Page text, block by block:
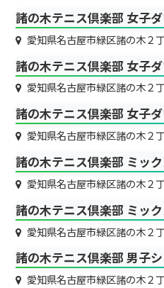
諸の木テニス倶楽部 女子
愛知県名古屋市緑区諸の木２
諸の木テニス倶楽部 女子
愛知県名古屋市緑区諸の木２
諸の木テニス倶楽部 女子
愛知県名古屋市緑区諸の木２
諸の木テニス倶楽部 ミッ
愛知県名古屋市緑区諸の木２
諸の木テニス倶楽部 ミッ
愛知県名古屋市緑区諸の木２
諸の木テニス倶楽部 男子
愛知県名古屋市緑区諸の木２